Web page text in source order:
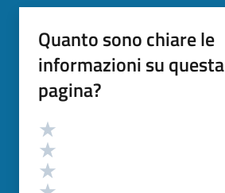
Quanto sono chiare le
informazioni su questa
pagina?
Valutazione